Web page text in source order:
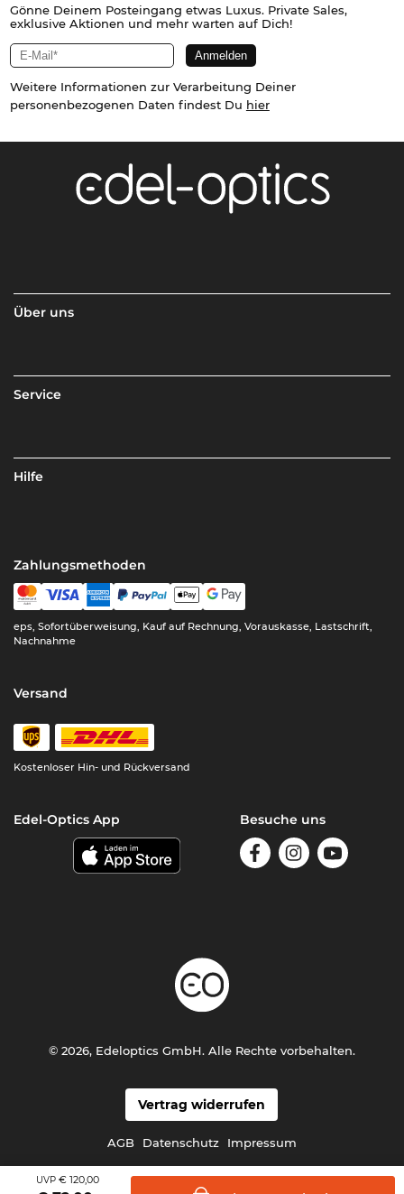
UVP € 120,00
Gönne Deinem Posteingang etwas Luxus. Private Sales,
exklusive Aktionen und mehr warten auf Dich!
Weitere Informationen zur Verarbeitung Deiner
personenbezogenen Daten findest Du hier
Über uns
Service
Hilfe
Zahlungsmethoden
eps, Sofortüberweisung, Kauf auf Rechnung, Vorauskasse, Lastschrift,
Nachnahme
Versand
Kostenloser Hin- und Rückversand
Edel-Optics App Besuche uns
Vertrag widerrufen
AGB Datenschutz Impressum
© 2026, Edeloptics GmbH. Alle Rechte vorbehalten.